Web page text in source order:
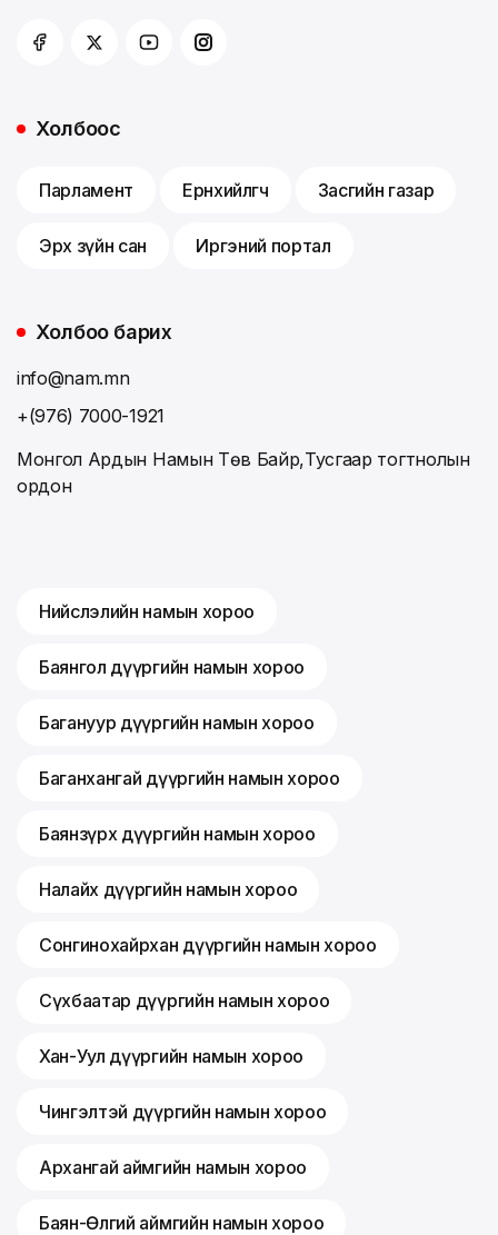
Холбоос
Парламент Ерөнхийлөгч Засгийн газар
Эрх зүйн сан Иргэний портал
Холбоо барих
info@nam.mn
+(976) 7000-1921
Монгол Ардын Намын Төв Байр,Тусгаар тогтнолын
ордон
Нийслэлийн намын хороо
Баянгол дүүргийн намын хороо
Багануур дүүргийн намын хороо
Баганхангай дүүргийн намын хороо
Баянзүрх дүүргийн намын хороо
Налайх дүүргийн намын хороо
Сонгинохайрхан дүүргийн намын хороо
Сүхбаатар дүүргийн намын хороо
Хан-Уул дүүргийн намын хороо
Чингэлтэй дүүргийн намын хороо
Архангай аймгийн намын хороо
Баян-Өлгий аймгийн намын хороо